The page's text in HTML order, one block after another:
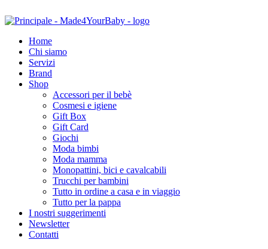
Home
Chi siamo
Servizi
Brand
Shop
Accessori per il bebè
Cosmesi e igiene
Gift Box
Gift Card
Giochi
Moda bimbi
Moda mamma
Monopattini, bici e cavalcabili
Trucchi per bambini
Tutto in ordine a casa e in viaggio
Tutto per la pappa
I nostri suggerimenti
Newsletter
Contatti